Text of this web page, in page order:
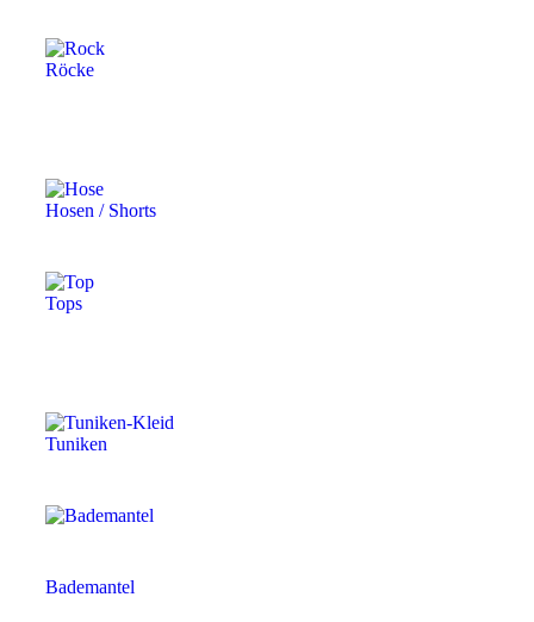
Röcke
Hosen / Shorts
Tops
Tuniken
Bademantel